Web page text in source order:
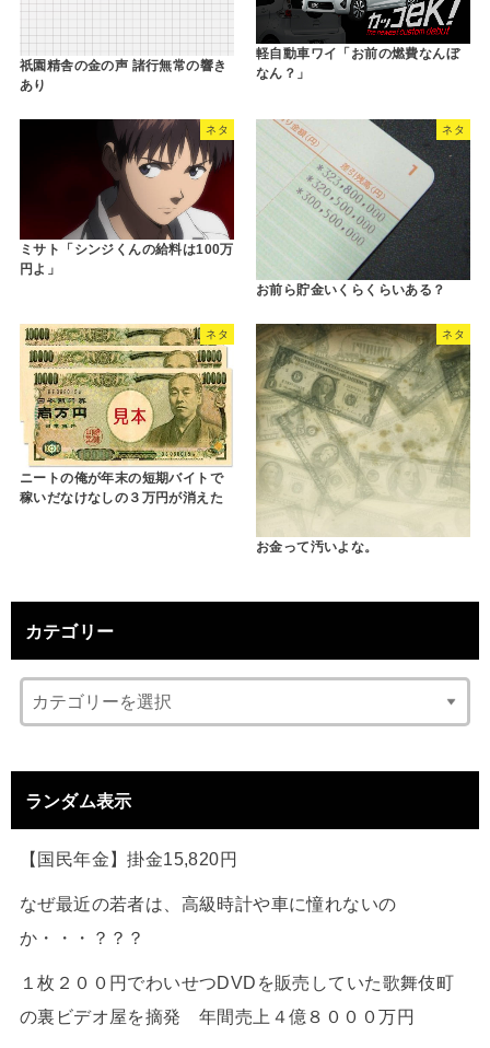
祇園精舎の金の声 諸行無常の響き
あり
軽自動車ワイ「お前の燃費なんぼ
なん？」
ネタ
ミサト「シンジくんの給料は100万
円よ」
ネタ
お前ら貯金いくらくらいある？
ネタ
ニートの俺が年末の短期バイトで
稼いだなけなしの３万円が消えた
ネタ
お金って汚いよな。
カテゴリー
ランダム表示
【国民年金】掛金15,820円
なぜ最近の若者は、高級時計や車に憧れないの
か・・・？？？
１枚２００円でわいせつDVDを販売していた歌舞伎町
の裏ビデオ屋を摘発 年間売上４億８０００万円